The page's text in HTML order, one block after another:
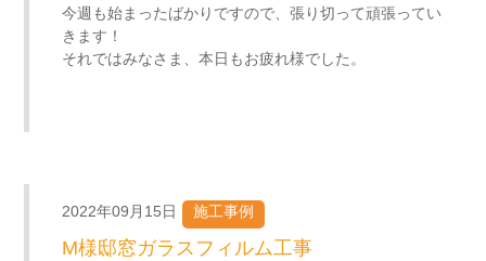
今週も始まったばかりですので、張り切って頑張ってい
きます！
それではみなさま、本日もお疲れ様でした。
2022年09月15日 施工事例
M様邸窓ガラスフィルム工事